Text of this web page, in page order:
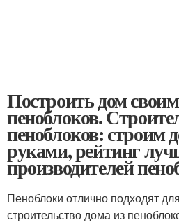
Построить дом
пеноблоков.
пеноблоков: строим
руками, рейтинг
производителей
Пеноблоки отлично подходят
строительство дома из